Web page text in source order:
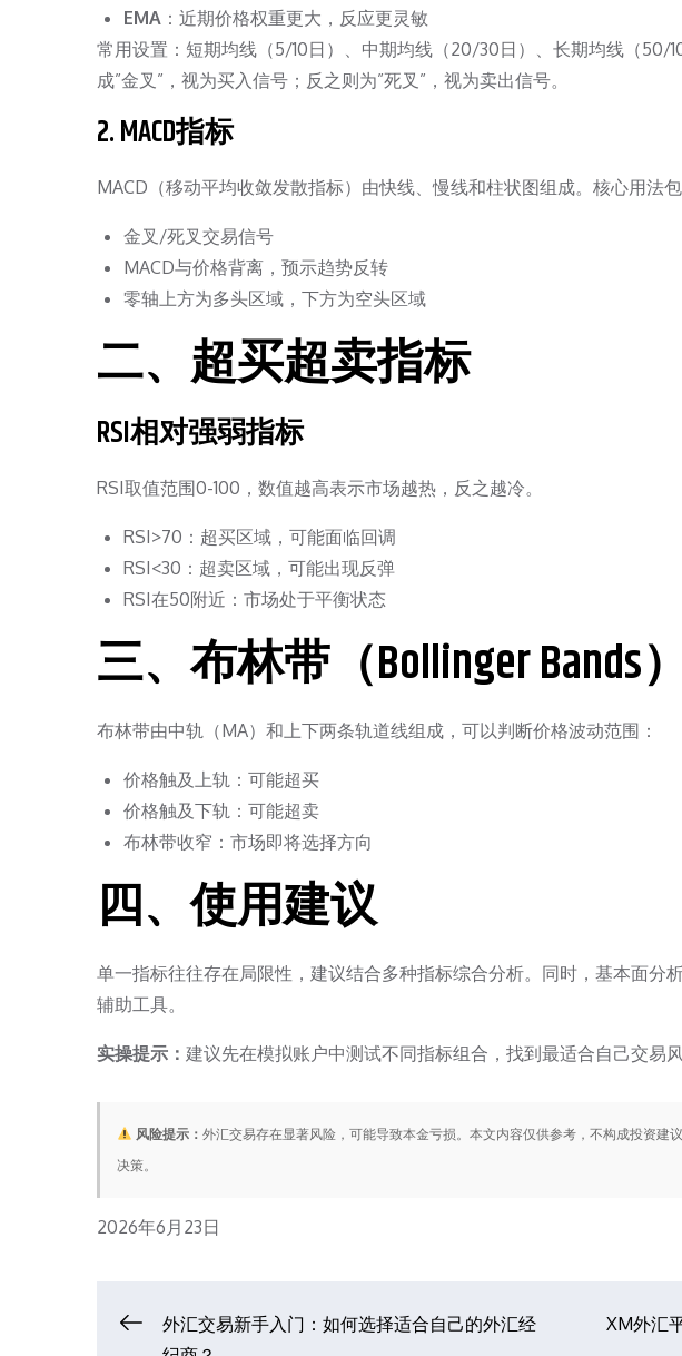
EMA ：近期价格权重更大，反应更灵敏
常用设置：短期均线（5/10日）、中期均线（20/30日）、长期均线（50/
成”金叉”，视为买入信号；反之则为”死叉”，视为卖出信号。
2. MACD指标
MACD（移动平均收敛发散指标）由快线、慢线和柱状图组成。核心用法包
金叉/死叉交易信号
MACD与价格背离，预示趋势反转
零轴上方为多头区域，下方为空头区域
二、超买超卖指标
RSI相对强弱指标
RSI取值范围0-100，数值越高表示市场越热，反之越冷。
RSI>70：超买区域，可能面临回调
RSI<30：超卖区域，可能出现反弹
RSI在50附近：市场处于平衡状态
三、布林带（Bollinger Bands）
布林带由中轨（MA）和上下两条轨道线组成，可以判断价格波动范围：
价格触及上轨：可能超买
价格触及下轨：可能超卖
布林带收窄：市场即将选择方向
四、使用建议
单一指标往往存在局限性，建议结合多种指标综合分析。同时，基本面分
辅助工具。
实操提示： 建议先在模拟账户中测试不同指标组合，找到最适合自己交易
风险提示： 外汇交易存在显著风险，可能导致本金亏损。本文内容仅供参考，不构成投资建
决策。
Posted
2026年6月23日
文外汇交易新手入门：如何选择适合自己的外汇经
XM外汇